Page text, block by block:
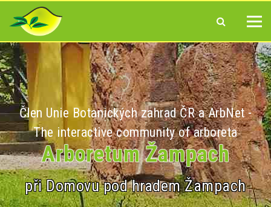
Člen Unie Botanických zahrad ČR a ArbNet -
The interactive community of arboreta
Arboretum Žampach
při Domovu pod hradem Žampach